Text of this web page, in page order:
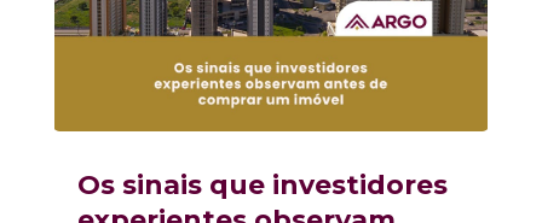
Os sinais que investidores